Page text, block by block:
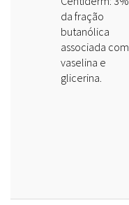
da fração
butanólica
associada com
vaselina e
glicerina.